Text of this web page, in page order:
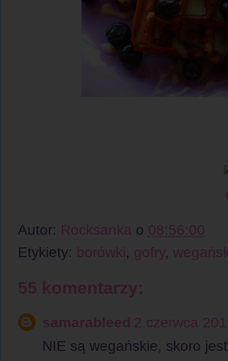
Autor: Rocksanka o 08:56:00
Etykiety: borówki, gofry,
55 komentarzy:
samarableed 2 czerwca
NIE są wegańskie, skoro